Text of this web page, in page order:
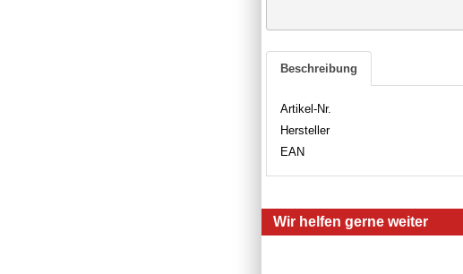
Beschreibung
Artikel-Nr.
Hersteller
EAN
Wir helfen gerne weiter